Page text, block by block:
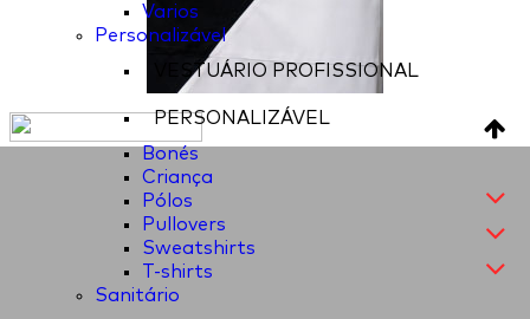
Varios
Personalizável
VESTUÁRIO PROFISSIONAL
PERSONALIZÁVEL
Bonés
Criança
Pólos
Pullovers
Sweatshirts
T-shirts
Sanitário